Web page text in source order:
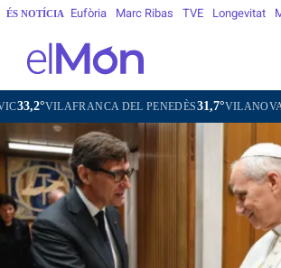
ÉS NOTÍCIA Eufòria Marc Ribas TVE Longevitat
DEL PENEDÈS31,7°VILANOVA I LA